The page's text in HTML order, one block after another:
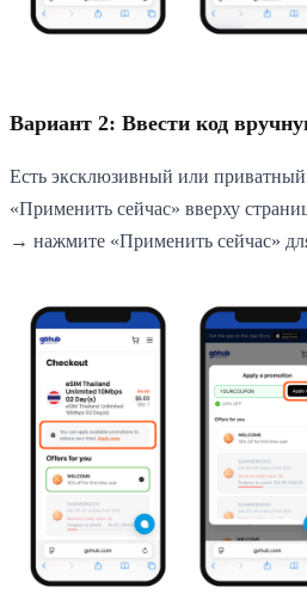
Вариант 2: Ввести код
Есть эксклюзивный или
«Применить сейчас» вверху
→ нажмите «Применить сейчас»